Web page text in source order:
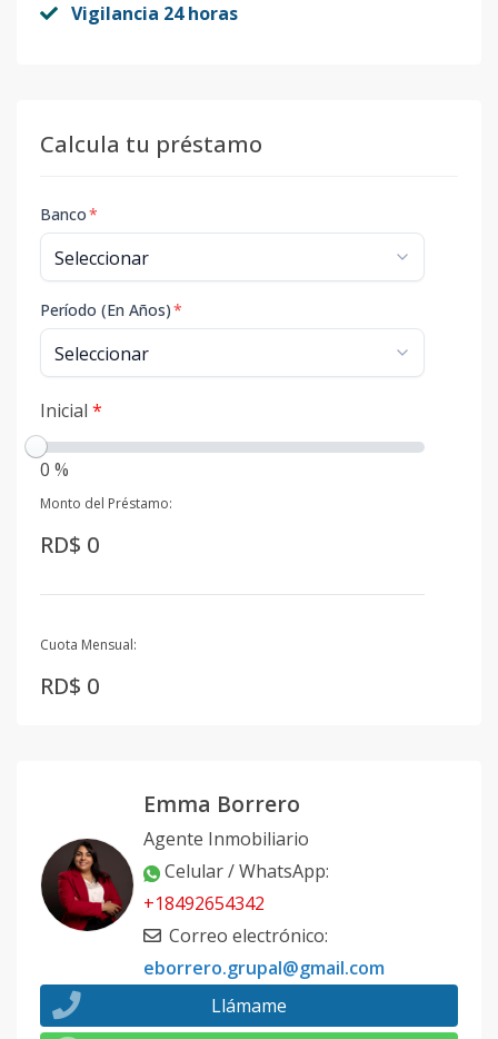
Vigilancia 24 horas
Calcula tu préstamo
Banco*
Período (En Años)*
Inicial *
0 %
Monto del Préstamo:
RD$ 0
Cuota Mensual:
RD$ 0
Emma Borrero
Agente Inmobiliario
Celular / WhatsApp:
+18492654342
Correo electrónico:
eborrero.grupal@gmail.com
Llámame